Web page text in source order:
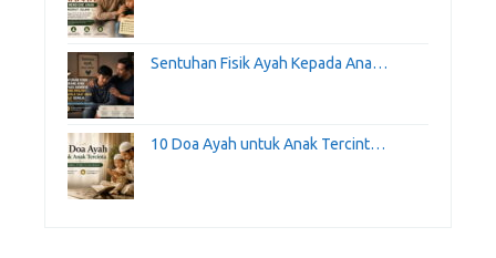
Sentuhan Fisik Ayah Kepada Ana…
10 Doa Ayah untuk Anak Tercint…